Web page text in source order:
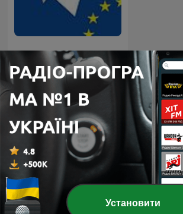
Кратки новини
Міжнародні Уряд подкасти
Установити